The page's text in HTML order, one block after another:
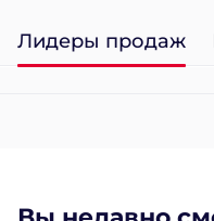
Лидеры продаж